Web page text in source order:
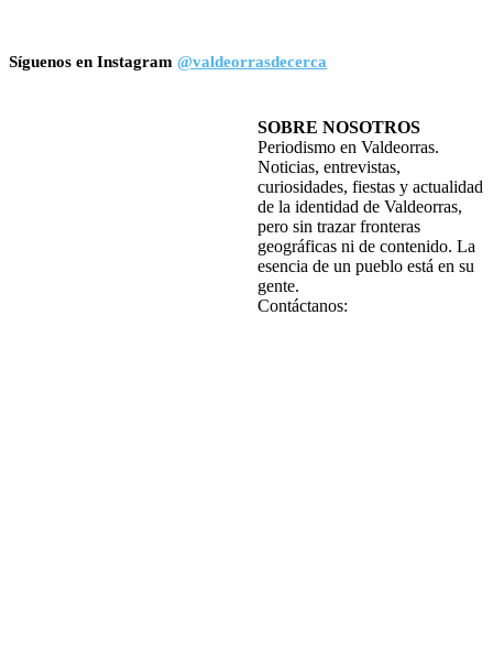
Síguenos en Instagram @valdeorrasdecerca
SOBRE NOSOTROS
Periodismo en Valdeorras.
Noticias, entrevistas,
curiosidades, fiestas y actualidad
de la identidad de Valdeorras,
pero sin trazar fronteras
geográficas ni de contenido. La
esencia de un pueblo está en su
gente.
Contáctanos: